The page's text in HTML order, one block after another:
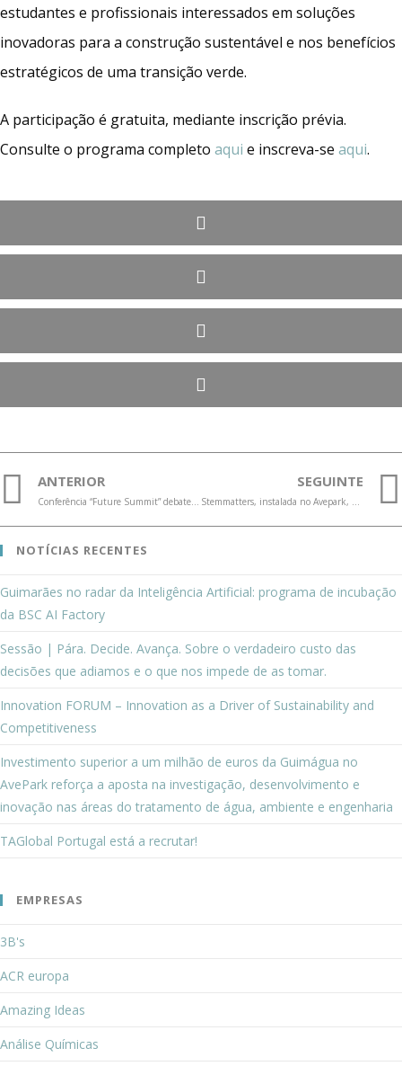
estudantes e profissionais interessados em soluções
inovadoras para a construção sustentável e nos benefícios
estratégicos de uma transição verde.
A participação é gratuita, mediante inscrição prévia.
Consulte o programa completo aqui e inscreva-se aqui.
ANTERIOR
Conferência “Future Summit” debate futuro da Defesa e da Inovação em Portugal
SEGUINTE
Stemmatters, instalada no Avepark, marca presença na BIO International Convention 2025 em Boston
NOTÍCIAS RECENTES
Guimarães no radar da Inteligência Artificial: programa de incubação
da BSC AI Factory
Sessão | Pára. Decide. Avança. Sobre o verdadeiro custo das
decisões que adiamos e o que nos impede de as tomar.
Innovation FORUM – Innovation as a Driver of Sustainability and
Competitiveness
Investimento superior a um milhão de euros da Guimágua no
AvePark reforça a aposta na investigação, desenvolvimento e
inovação nas áreas do tratamento de água, ambiente e engenharia
TAGlobal Portugal está a recrutar!
EMPRESAS
3B's
ACR europa
Amazing Ideas
Análise Químicas